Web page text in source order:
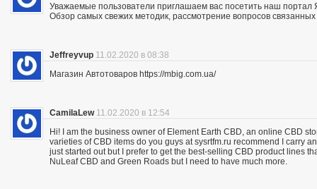
Уважаемые пользователи приглашаем вас посетить наш портал
Обзор самых свежих методик, рассмотрение вопросов
Jeffreyvup 11.02.2020 в 08:38
Магазин Автотоваров https://mbig.com.ua/
CamilaLew 11.02.2020 в 12:54
Hi! I am the business owner of Element Earth CBD, an online CBD
varieties of CBD items do you guys at sysrtfm.ru recommend I carry
just started out but I prefer to get the best-selling CBD product lines
NuLeaf CBD and Green Roads but I need to have much more.